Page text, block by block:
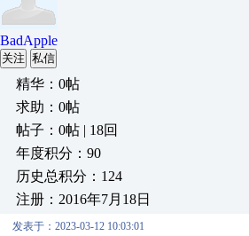
BadApple
关注 私信
精华：0帖
求助：0帖
帖子：0帖 | 18回
年度积分：90
历史总积分：124
注册：2016年7月18日
发表于：2023-03-12 10:03:01